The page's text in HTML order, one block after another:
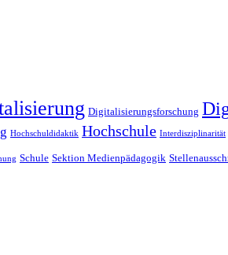
Digitalisierungsforschung
Hochschuldidaktik Hochschule Interdisziplinarität
Schule Sektion Medienpädagogik